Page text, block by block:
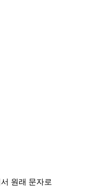
원래 문자로